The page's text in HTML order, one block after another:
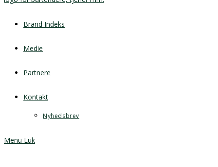
Brand Indeks
Medie
Partnere
Kontakt
Nyhedsbrev
Menu Luk